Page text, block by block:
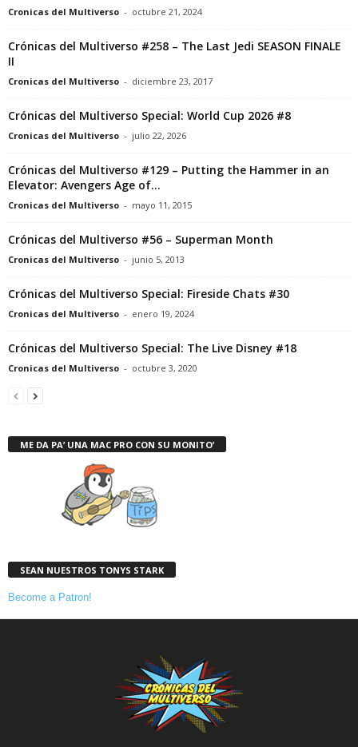
Cronicas del Multiverso - octubre 21, 2024
Crónicas del Multiverso #258 – The Last Jedi SEASON FINALE
II
Cronicas del Multiverso - diciembre 23, 2017
Crónicas del Multiverso Special: World Cup 2026 #8
Cronicas del Multiverso - julio 22, 2026
Crónicas del Multiverso #129 – Putting the Hammer in an
Elevator: Avengers Age of...
Cronicas del Multiverso - mayo 11, 2015
Crónicas del Multiverso #56 – Superman Month
Cronicas del Multiverso - junio 5, 2013
Crónicas del Multiverso Special: Fireside Chats #30
Cronicas del Multiverso - enero 19, 2024
Crónicas del Multiverso Special: The Live Disney #18
Cronicas del Multiverso - octubre 3, 2020
ME DA PA’ UNA MAC PRO CON SU MONITO’
SEAN NUESTROS TONYS STARK
Become a Patron!